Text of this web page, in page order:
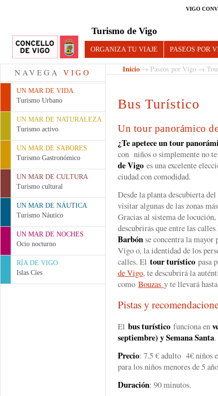
VIGO
Turismo de Vigo
ORGANIZA TU VIAJE PASEOS POR
NAVEGA VIGO
UN MAR DE VIDA
Turismo Urbano
UN MAR DE NATURALEZA
Turismo activo
UN MAR DE SABORES
Turismo Gastronómico
UN MAR DE CULTURA
Turismo cultural
UN MAR DE NÁUTICA
Turismo Náutico
UN MAR DE NOCHES
Ocio nocturno
RÍA DE VIGO
Islas Cíes
Inicio → Paseos por Vigo →
Bus Turístico
Un tour panorámico
¿Te apetece un tour
con niños o simplemente no
de Vigo es una excelente
ciudad con comodidad.
Desde la planta descubierta
visitar algunas de las zonas
Gracias al sistema de
descubrirás que entre las calles
Barbón se concentra la mayor
Vigo o, la identidad de los
calles. El tour turístico pasa
de Vigo, te descubrirá la
como Bouzas y te llevará
Pistas y
El bus turístico funciona en
septiembre) y Semana Santa.
Precio: 7.5 € adulto 4€ niños
para los niños menores de 5
Duración: 90 minutos.